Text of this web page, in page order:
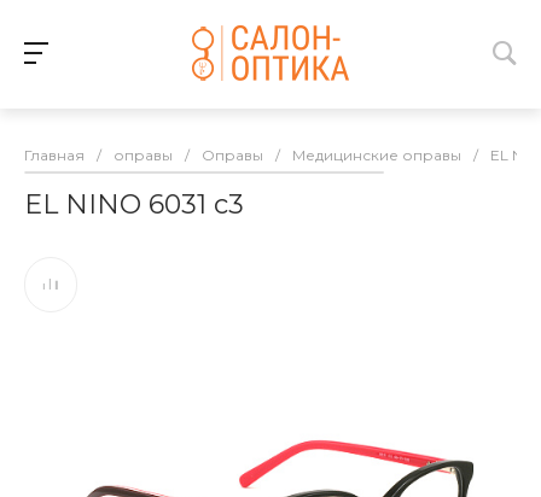
Главная / оправы / Оправы / Медицинские оправы / EL
EL NINO 6031 с3